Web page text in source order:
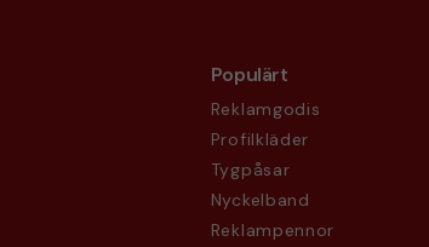
Populärt
Reklamgodis
Profilkläder
Tygpåsar
Nyckelband
Reklampennor